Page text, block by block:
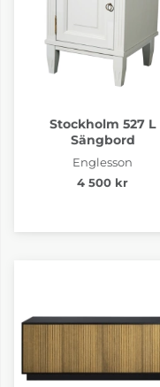
Stockholm 527 L
Sängbord
Englesson
4 500 kr